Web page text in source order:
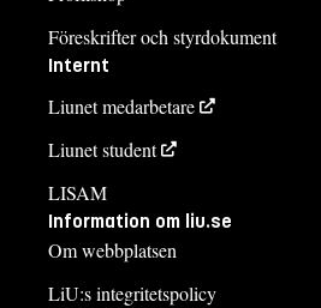
Föreskrifter och styrdokument
Internt
Liunet medarbetare
Liunet student
LISAM
Information om liu.se
Om webbplatsen
LiU:s integritetspolicy